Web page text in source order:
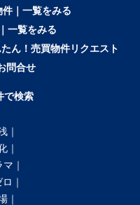
｜一覧をみる
一覧をみる
ん！売買物件リクエスト
問合せ
で検索
｜
｜
｜
｜
｜